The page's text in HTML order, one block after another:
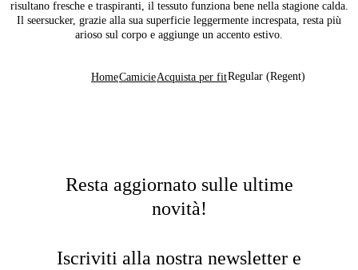
risultano fresche e traspiranti, il tessuto funziona bene nella stagione calda.
Il seersucker, grazie alla sua superficie leggermente increspata, resta più
arioso sul corpo e aggiunge un accento estivo.
HomeCamicieAcquista per fitRegular (Regent)
Resta aggiornato sulle ultime
novità!
Iscriviti alla nostra newsletter e